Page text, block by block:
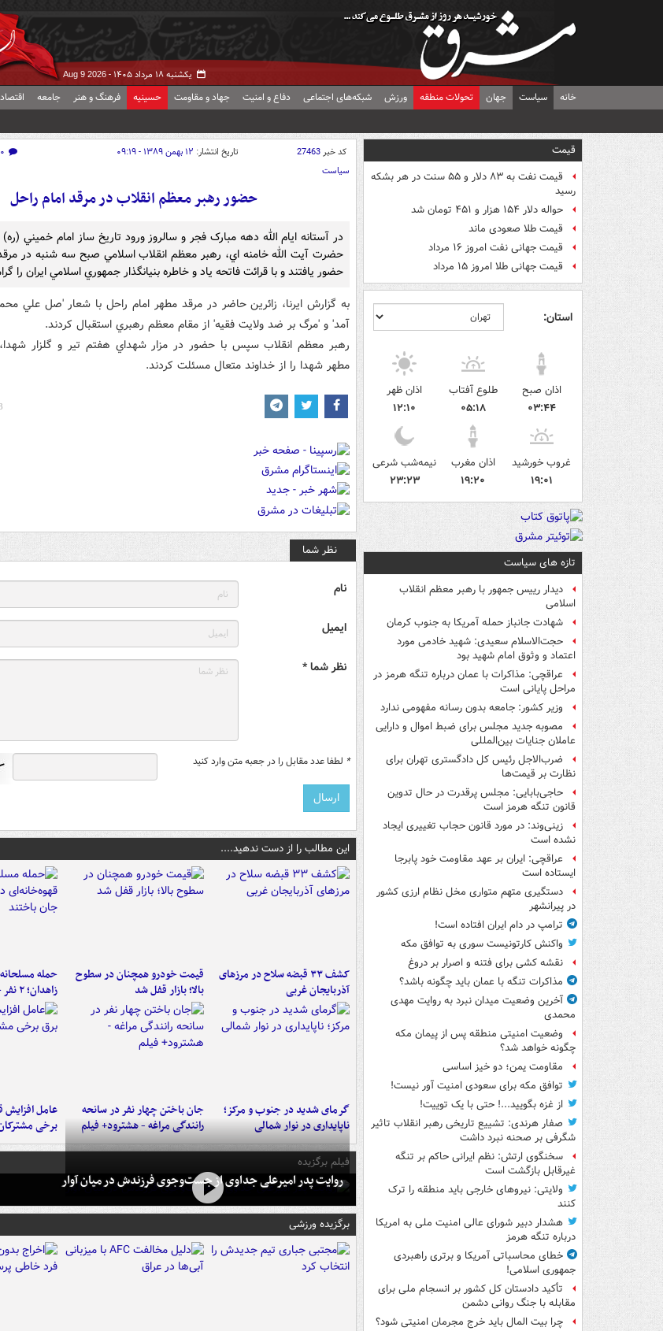
یکشنبه ۱۸ مرداد ۱۴۰۵ - Aug 9 2026
خانه سیاست جهان تحولات منطقه ورزش شبکه‌های اجتماعی دفاع و امنیت جهاد و مقاومت حسینیه فرهنگ و هنر جامعه اقتصاد
قیمت
قیمت نفت به ۸۳ دلار و ۵۵ سنت در هر بشکه
رسید
حواله دلار ۱۵۴ هزار و ۴۵۱ تومان شد
قیمت طلا صعودی ماند
قیمت جهانی نفت امروز ۱۶ مرداد
قیمت جهانی طلا امروز ۱۵ مرداد
استان:
اذان صبح
۰۳:۴۴
طلوع آفتاب
۰۵:۱۸
اذان ظهر
۱۲:۱۰
غروب خورشید
۱۹:۰۱
اذان مغرب
۱۹:۲۰
نیمه‌شب شرعی
۲۳:۲۳
تازه های سیاست
دیدار رییس جمهور با رهبر معظم انقلاب
اسلامی
شهادت جانباز حمله آمریکا به جنوب کرمان
حجت‌الاسلام سعیدی: شهید خادمی مورد
اعتماد و وثوق امام شهید بود
عراقچی: مذاکرات با عمان درباره تنگه هرمز در
مراحل پایانی است
وزیر کشور: جامعه بدون رسانه مفهومی ندارد
مصوبه جدید مجلس برای ضبط اموال و دارایی
عاملان جنایات بین‌المللی
ضرب‌الاجل رئیس کل دادگستری تهران برای
نظارت بر قیمت‌ها
حاجی‌بابایی: مجلس پرقدرت در حال تدوین
قانون تنگه هرمز است
زینی‌وند: در مورد قانون حجاب تغییری ایجاد
نشده است
عراقچی: ایران بر عهد مقاومت خود پابرجا
ایستاده است
دستگیری متهم متواری مخل نظام ارزی کشور
در پیرانشهر
ترامپ در دام ایران افتاده است!
واکنش کارتونیست سوری به توافق مکه
نقشه کشی برای فتنه و اصرار بر دروغ
مذاکرات تنگه با عمان باید چگونه باشد؟
آخرین وضعیت میدان نبرد به روایت مهدی
محمدی
وضعیت امنیتی منطقه پس از پیمان مکه
چگونه خواهد شد؟
مقاومت یمن؛ دو خیز اساسی
توافق مکه برای سعودی امنیت آور نیست!
از غزه بگویید...! حتی با یک توییت!
صفار هرندی: تشییع تاریخی رهبر انقلاب تاثیر
شگرفی بر صحنه نبرد داشت
سخنگوی ارتش: نظم ایرانی حاکم بر تنگه
غیرقابل بازگشت است
ولایتی: نیروهای خارجی باید منطقه را ترک
کنند
هشدار دبیر شورای عالی امنیت ملی به امریکا
درباره تنگه هرمز
خطای محاسباتی آمریکا و برتری راهبردی
جمهوری اسلامی!
تأکید دادستان کل کشور بر انسجام ملی برای
مقابله با جنگ روانی دشمن
چرا بیت المال باید خرج مجرمان امنیتی شود؟
کد خبر27463 تاریخ انتشار: ۱۲ بهمن ۱۳۸۹ - ۰۹:۱۹ ۰ نظر
سیاست
حضور رهبر معظم انقلاب در مرقد امام راحل
در آستانه ايام الله دهه مبارک فجر و سالروز ورود تاريخ ساز امام خميني
حضرت آيت الله خامنه اي، رهبر معظم انقلاب اسلامي صبح سه شنبه در
حضور يافتند و با قرائت فاتحه ياد و خاطره بنيانگذار جمهوري اسلامي ايران را
به گزارش ايرنا، زائرين حاضر در مرقد مطهر امام راحل با شعار 'صل علي
آمد' و 'مرگ بر ضد ولايت فقيه' از مقام معظم رهبري استقبال کردند.
رهبر معظم انقلاب سپس با حضور در مزار شهداي هفتم تير و گلزار
مطهر شهدا را از خداوند متعال مسئلت کردند.
نظر شما
نام
ایمیل
نظر شما *
* لطفا عدد مقابل را در جعبه متن وارد کنید
این مطالب را از دست ندهید....
کشف ۳۳ قبضه سلاح در مرزهای
آذربایجان غربی
قیمت خودرو همچنان در سطوح
بالا؛ بازار قفل شد
حمله
زاهدان؛ ۲ نفر جان باختند
گرمای شدید در جنوب و مرکز؛
ناپایداری در نوار شمالی
جان باختن چهار نفر در سانحه
رانندگی مراغه - هشترود+ فیلم
عامل
برخی
فیلم برگزیده
روایت پدر امیرعلی جداوی از جست‌وجوی فرزندش در میان آوار
برگزیده ورزشی